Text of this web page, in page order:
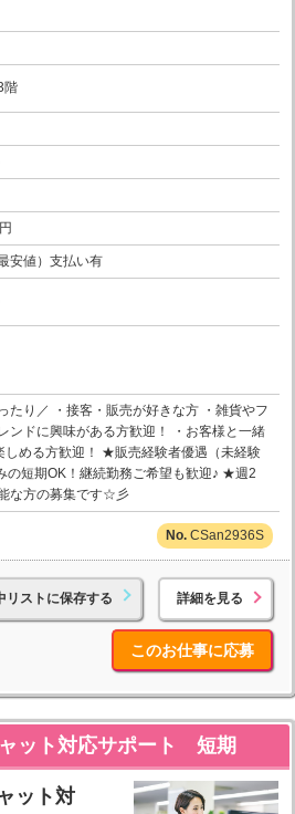
階
安値）支払い有
たり／ ・接客・販売が好きな方 ・雑貨やフ
ンドに興味がある方歓迎！ ・お客様と一緒
しめる方歓迎！ ★販売経験者優遇（未経験
の短期OK！継続勤務ご希望も歓迎♪ ★週2
な方の募集です☆彡
CSan2936S
リストに保存する 詳細を見る
このお仕事に応募
ット対応サポート 短期
ット対